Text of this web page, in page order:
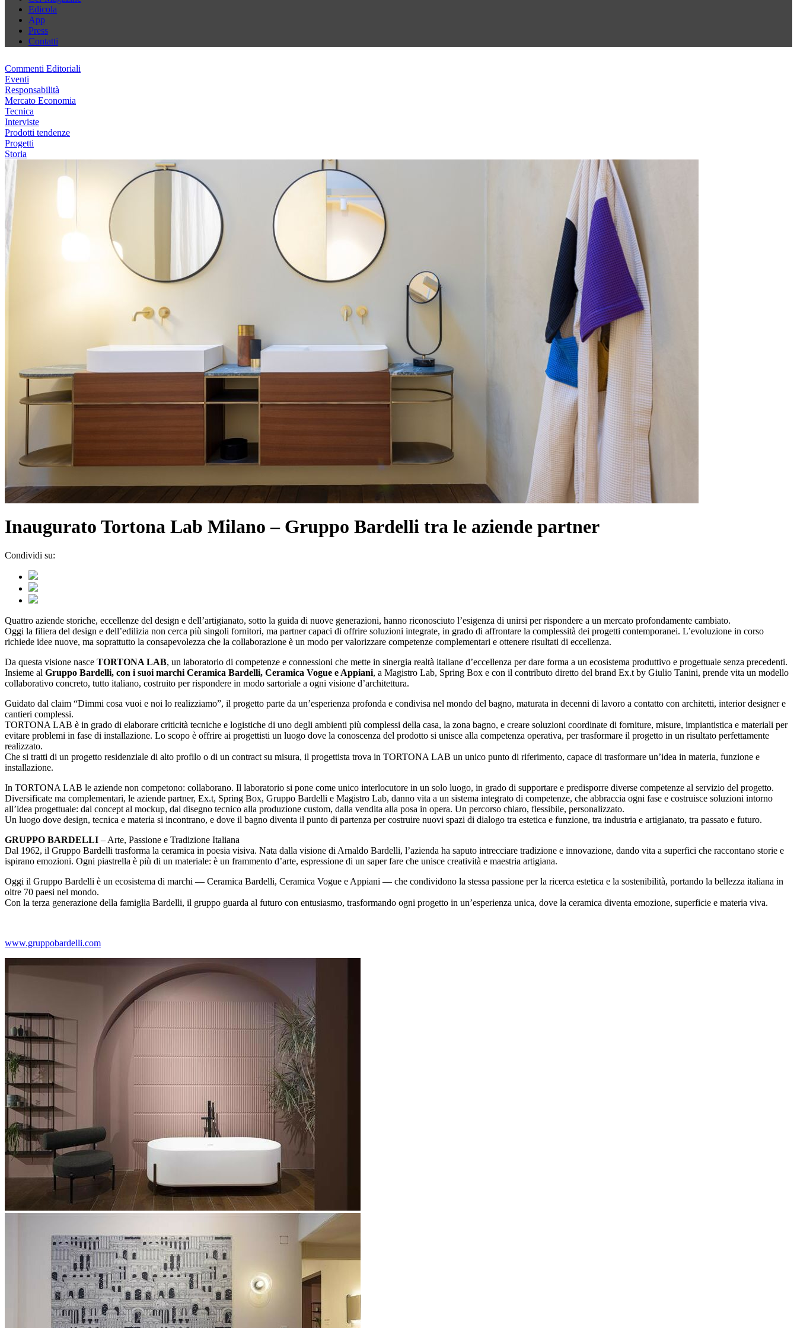
Edicola
App
Press
Contatti
Commenti Editoriali
Eventi
Responsabilità
Mercato Economia
Tecnica
Interviste
Prodotti tendenze
Progetti
Storia
Inaugurato Tortona Lab Milano – Gruppo Bardelli tra le aziende partner
Condividi su:
Quattro aziende storiche, eccellenze del design e dell’artigianato, sotto la guida di nuove generazioni, hanno riconosciuto l’esigenza di unirsi per rispondere a un mercato profondamente cambiato.
Oggi la filiera del design e dell’edilizia non cerca più singoli fornitori, ma partner capaci di offrire soluzioni integrate, in grado di affrontare la complessità dei progetti contemporanei. L’evoluzione in corso
richiede idee nuove, ma soprattutto la consapevolezza che la collaborazione è un modo per valorizzare competenze complementari e ottenere risultati di eccellenza.
Da questa visione nasce TORTONA LAB, un laboratorio di competenze e connessioni che mette in sinergia realtà italiane d’eccellenza per dare forma a un ecosistema produttivo e progettuale senza precedenti.
Insieme al Gruppo Bardelli, con i suoi marchi Ceramica Bardelli, Ceramica Vogue e Appiani, a Magistro Lab, Spring Box e con il contributo diretto del brand Ex.t by Giulio Tanini, prende vita un modello
collaborativo concreto, tutto italiano, costruito per rispondere in modo sartoriale a ogni visione d’architettura.
Guidato dal claim “Dimmi cosa vuoi e noi lo realizziamo”, il progetto parte da un’esperienza profonda e condivisa nel mondo del bagno, maturata in decenni di lavoro a contatto con architetti, interior designer e
cantieri complessi.
TORTONA LAB è in grado di elaborare criticità tecniche e logistiche di uno degli ambienti più complessi della casa, la zona bagno, e creare soluzioni coordinate di forniture, misure, impiantistica e materiali per
evitare problemi in fase di installazione. Lo scopo è offrire ai progettisti un luogo dove la conoscenza del prodotto si unisce alla competenza operativa, per trasformare il progetto in un risultato perfettamente
realizzato.
Che si tratti di un progetto residenziale di alto profilo o di un contract su misura, il progettista trova in TORTONA LAB un unico punto di riferimento, capace di trasformare un’idea in materia, funzione e
installazione.
In TORTONA LAB le aziende non competono: collaborano. Il laboratorio si pone come unico interlocutore in un solo luogo, in grado di supportare e predisporre diverse competenze al servizio del progetto.
Diversificate ma complementari, le aziende partner, Ex.t, Spring Box, Gruppo Bardelli e Magistro Lab, danno vita a un sistema integrato di competenze, che abbraccia ogni fase e costruisce soluzioni intorno
all’idea progettuale: dal concept al mockup, dal disegno tecnico alla produzione custom, dalla vendita alla posa in opera. Un percorso chiaro, flessibile, personalizzato.
Un luogo dove design, tecnica e materia si incontrano, e dove il bagno diventa il punto di partenza per costruire nuovi spazi di dialogo tra estetica e funzione, tra industria e artigianato, tra passato e futuro.
GRUPPO BARDELLI – Arte, Passione e Tradizione Italiana
Dal 1962, il Gruppo Bardelli trasforma la ceramica in poesia visiva. Nata dalla visione di Arnaldo Bardelli, l’azienda ha saputo intrecciare tradizione e innovazione, dando vita a superfici che raccontano storie e
ispirano emozioni. Ogni piastrella è più di un materiale: è un frammento d’arte, espressione di un saper fare che unisce creatività e maestria artigiana.
Oggi il Gruppo Bardelli è un ecosistema di marchi — Ceramica Bardelli, Ceramica Vogue e Appiani — che condividono la stessa passione per la ricerca estetica e la sostenibilità, portando la bellezza italiana in
oltre 70 paesi nel mondo.
Con la terza generazione della famiglia Bardelli, il gruppo guarda al futuro con entusiasmo, trasformando ogni progetto in un’esperienza unica, dove la ceramica diventa emozione, superficie e materia viva.
www.gruppobardelli.com